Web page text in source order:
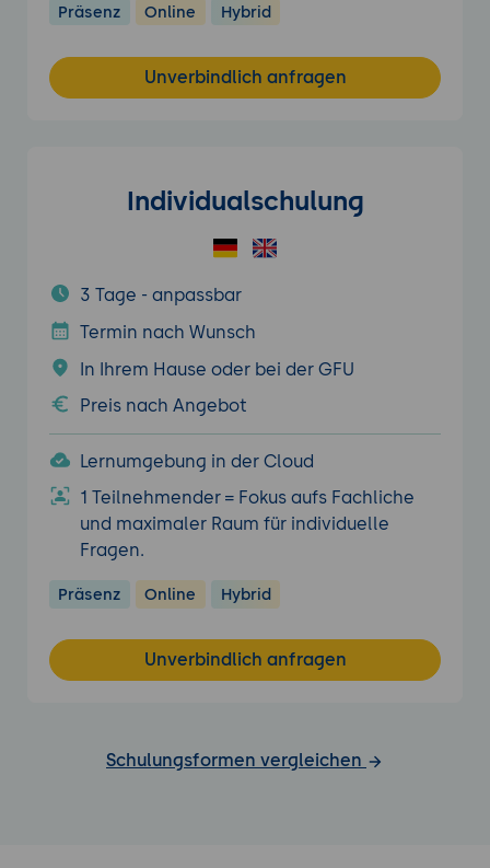
Präsenz Online Hybrid
Unverbindlich anfragen
Individualschulung
3 Tage - anpassbar
Termin nach Wunsch
In Ihrem Hause oder bei der GFU
Preis nach Angebot
Lernumgebung in der Cloud
1 Teilnehmender = Fokus aufs Fachliche
und maximaler Raum für individuelle
Fragen.
Präsenz Online Hybrid
Unverbindlich anfragen
Schulungsformen vergleichen